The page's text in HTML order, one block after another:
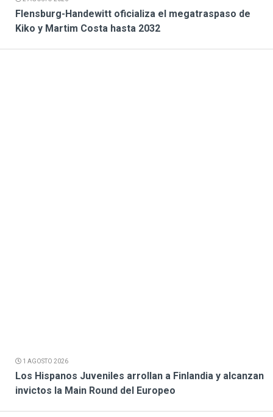
Flensburg-Handewitt oficializa el megatraspaso de
Kiko y Martim Costa hasta 2032
1 AGOSTO 2026
Los Hispanos Juveniles arrollan a Finlandia y alcanzan
invictos la Main Round del Europeo